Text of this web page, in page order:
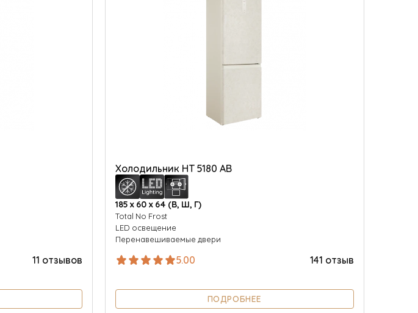
11 отзывов
Холодильник HT 5180 AB
185 х 60 х 64 (В, Ш, Г)
Total No Frost
LED освещение
Перенавешиваемые двери
5.00 141 отзыв
ПОДРОБНЕЕ